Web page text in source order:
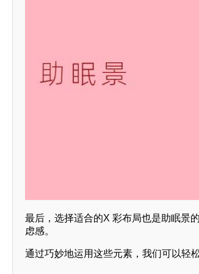
最后，选择适合的X 彩布局也是助眠景
虑感。
通过巧妙地运用这些元素，我们可以轻